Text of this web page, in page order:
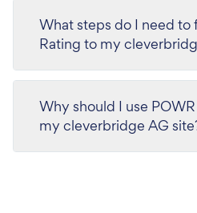
What steps do I need to
Rating to my
Why should I use
my cleverbridge AG